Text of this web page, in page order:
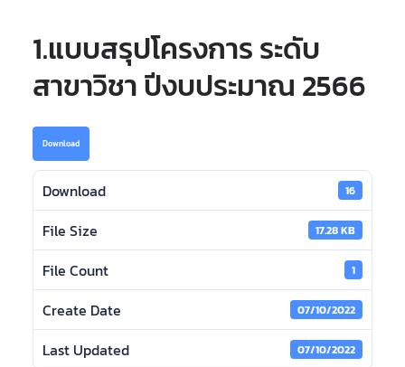
1.แบบสรุปโครงการ ระดับ
สาขาวิชา ปีงบประมาณ 2566
Download
Download 16
File Size 17.28 KB
File Count 1
Create Date 07/10/2022
Last Updated 07/10/2022